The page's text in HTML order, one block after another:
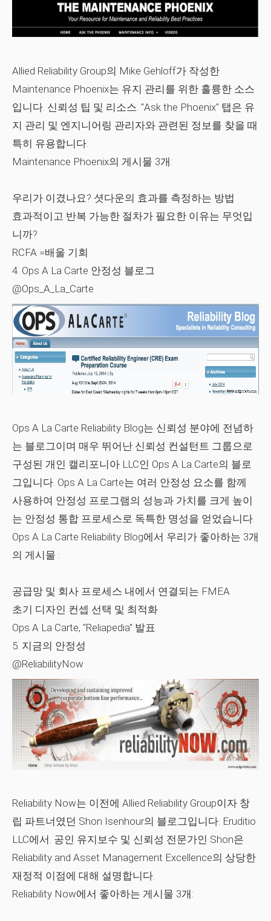
Allied Reliability Group의 Mike Gehloff가 작성한
Maintenance Phoenix는 유지 관리를 위한 훌륭한 소스
입니다. 신뢰성 팁 및 리소스. "Ask the Phoenix" 탭은 유
지 관리 및 엔지니어링 관리자와 관련된 정보를 찾을 때
특히 유용합니다.
Maintenance Phoenix의 게시물 3개:
우리가 이겼나요? 셧다운의 효과를 측정하는 방법
효과적이고 반복 가능한 절차가 필요한 이유는 무엇입
니까?
RCFA =배울 기회
4. Ops A La Carte 안정성 블로그
@Ops_A_La_Carte
Ops A La Carte Reliability Blog는 신뢰성 분야에 전념하
는 블로그이며 매우 뛰어난 신뢰성 컨설턴트 그룹으로
구성된 개인 캘리포니아 LLC인 Ops A La Carte의 블로
그입니다. Ops A La Carte는 여러 안정성 요소를 함께
사용하여 안정성 프로그램의 성능과 가치를 크게 높이
는 안정성 통합 프로세스로 독특한 명성을 얻었습니다.
Ops A La Carte Reliability Blog에서 우리가 좋아하는 3개
의 게시물 :
공급망 및 회사 프로세스 내에서 연결되는 FMEA
초기 디자인 컨셉 선택 및 최적화
Ops A La Carte, "Reliapedia" 발표
5. 지금의 안정성
@ReliabilityNow
Reliability Now는 이전에 Allied Reliability Group이자 창
립 파트너였던 Shon Isenhour의 블로그입니다. Eruditio
LLC에서. 공인 유지보수 및 신뢰성 전문가인 Shon은
Reliability and Asset Management Excellence의 상당한
재정적 이점에 대해 설명합니다.
Reliability Now에서 좋아하는 게시물 3개: